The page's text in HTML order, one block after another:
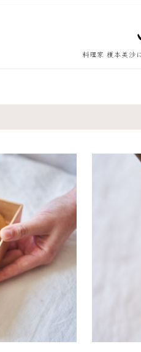
料理家 榎本美沙